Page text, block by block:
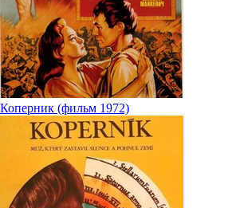
Коперник (фильм 1972)